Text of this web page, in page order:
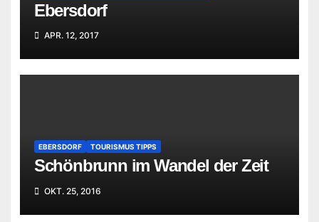
Ebersdorf
APR. 12, 2017
EBERSDORF TOURISMUS TIPPS
Schönbrunn im Wandel der Zeit
OKT. 25, 2016